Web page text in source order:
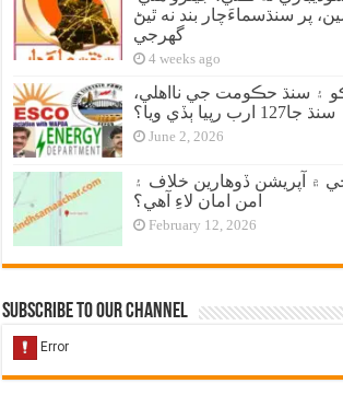
پر سنڌسماءَچار بند نه ٿيڻ
گهرجي
4 weeks ago
۽ سنڌ حڪومت جي نااهلي،
سنڌ جا127 ارب رپيا ٻڏي ويا؟
June 2, 2026
آپريشن ڏوهارين خلاف ۽
امن امان لاءِ آهي؟
February 12, 2026
Subscribe to our Channel